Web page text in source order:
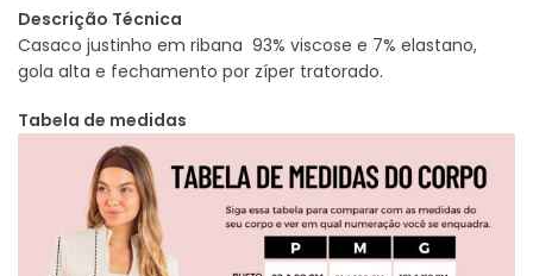
Descrição Técnica
Casaco justinho em ribana 93% viscose e 7% elastano,
gola alta e fechamento por zíper tratorado.
Tabela de medidas